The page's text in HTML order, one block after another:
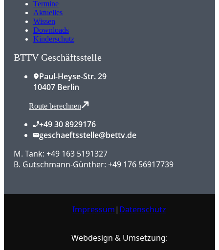
Termine
Aktuelles
Wissen
Downloads
Kinderschutz
BTTV Geschäftsstelle
Paul-Heyse-Str. 29
10407 Berlin
Route berechnen
+49 30 8929176
geschaeftsstelle@bettv.de
M. Tank: +49 163 5191327
B. Gutschmann-Günther: +49 176 56917739
Impressum| Datenschutz
Webdesign & Umsetzung: